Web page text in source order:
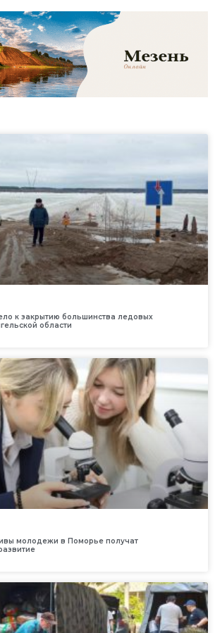
к закрытию большинства ледовых
области
молодежи в Поморье получат